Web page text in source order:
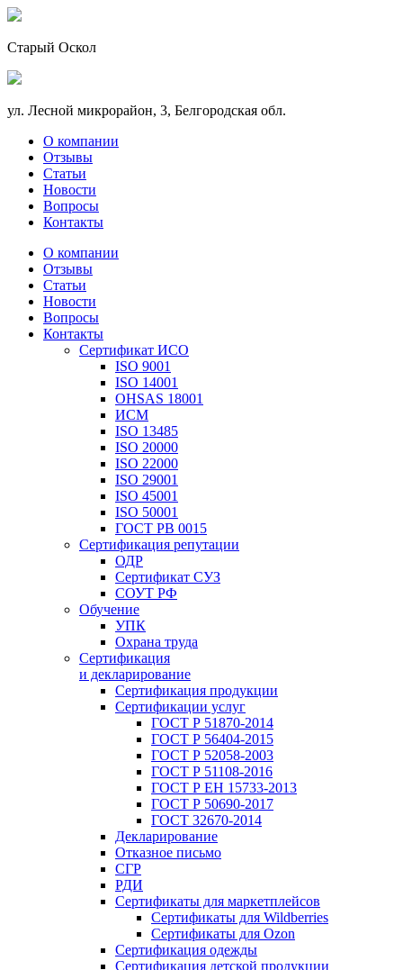
Старый Оскол
ул. Лесной микрорайон, 3, Белгородская обл.
О компании
Отзывы
Статьи
Новости
Вопросы
Контакты
О компании
Отзывы
Статьи
Новости
Вопросы
Контакты
Сертификат ИСО
ISO 9001
ISO 14001
OHSAS 18001
ИСМ
ISO 13485
ISO 20000
ISO 22000
ISO 29001
ISO 45001
ISO 50001
ГОСТ РВ 0015
Сертификация репутации
ОДР
Сертификат СУЗ
СОУТ РФ
Обучение
УПК
Охрана труда
Сертификация
и декларирование
Сертификация продукции
Сертификации услуг
ГОСТ Р 51870-2014
ГОСТ Р 56404-2015
ГОСТ Р 52058-2003
ГОСТ Р 51108-2016
ГОСТ Р ЕН 15733-2013
ГОСТ Р 50690-2017
ГОСТ 32670-2014
Декларирование
Отказное письмо
СГР
РДИ
Сертификаты для маркетплейсов
Сертификаты для Wildberries
Сертификаты для Ozon
Сертификация одежды
Сертификация детской продукции